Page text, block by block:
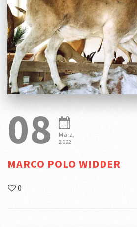
08
März,
2022
MARCO POLO WIDDER
0